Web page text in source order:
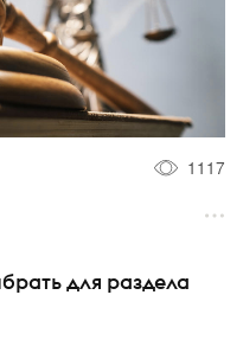
1117
для раздела